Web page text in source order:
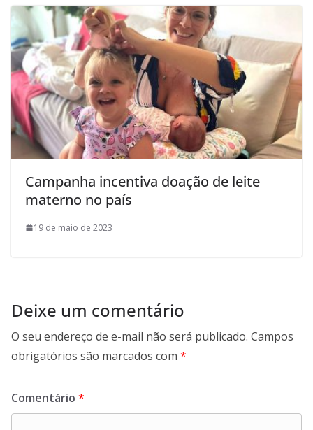
Campanha incentiva doação de leite
materno no país
19 de maio de 2023
Deixe um comentário
O seu endereço de e-mail não será publicado. Campos
obrigatórios são marcados com *
Comentário *